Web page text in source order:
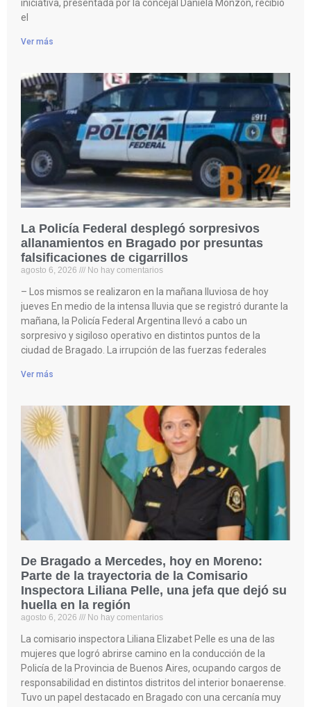
iniciativa, presentada por la concejal Daniela Monzón, recibió
el
Ver más
La Policía Federal desplegó sorpresivos
allanamientos en Bragado por presuntas
falsificaciones de cigarrillos
agosto 6, 2026 No hay comentarios
– Los mismos se realizaron en la mañana lluviosa de hoy
jueves En medio de la intensa lluvia que se registró durante la
mañana, la Policía Federal Argentina llevó a cabo un
sorpresivo y sigiloso operativo en distintos puntos de la
ciudad de Bragado. La irrupción de las fuerzas federales
Ver más
De Bragado a Mercedes, hoy en Moreno:
Parte de la trayectoria de la Comisario
Inspectora Liliana Pelle, una jefa que dejó su
huella en la región
agosto 6, 2026 No hay comentarios
La comisario inspectora Liliana Elizabet Pelle es una de las
mujeres que logró abrirse camino en la conducción de la
Policía de la Provincia de Buenos Aires, ocupando cargos de
responsabilidad en distintos distritos del interior bonaerense.
Tuvo un papel destacado en Bragado con una cercanía muy